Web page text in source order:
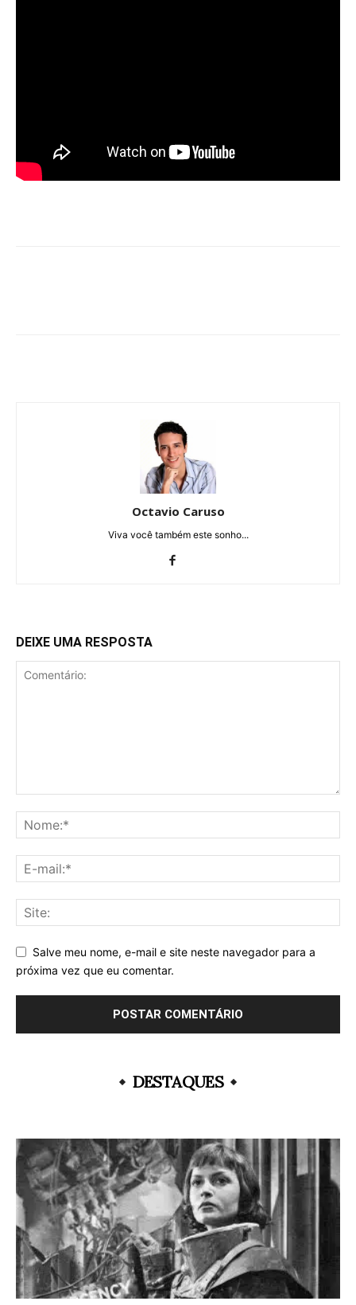
Octavio Caruso
Viva você também este sonho...
DEIXE UMA RESPOSTA
Salve meu nome, e-mail e site neste navegador para a
próxima vez que eu comentar.
DESTAQUES